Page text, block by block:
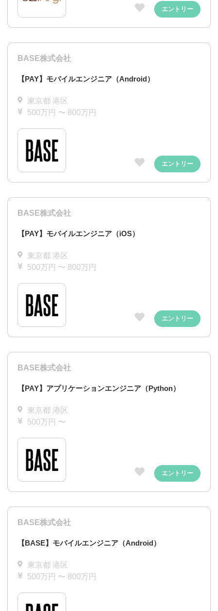
エントリー
BASE株式会社
【PAY】モバイルエンジニア（Android）
東京都 港区
500万円 〜 800万円
エントリー
BASE株式会社
【PAY】モバイルエンジニア（iOS）
東京都 港区
500万円 〜 800万円
エントリー
BASE株式会社
【PAY】アプリケーションエンジニア（Python）
東京都 港区
500万円 〜
エントリー
BASE株式会社
【BASE】モバイルエンジニア（Android）
東京都 港区
500万円 〜 800万円